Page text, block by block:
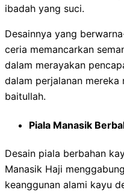
ibadah yang suci.
Desainnya yang
ceria memancarkan
dalam merayakan
dalam perjalanan mereka
baitullah.
Piala Manasik
Desain piala berbahan
Manasik Haji
keanggunan alami kayu